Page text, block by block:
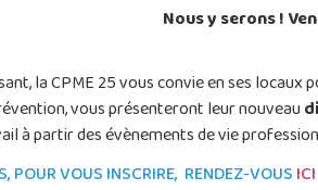
Nous y serons !
la CPME 25 vous convie en ses locaux
vous présenteront leur nouveau
à partir des évènements de vie
POUR VOUS INSCRIRE, RENDEZ-VOUSICI